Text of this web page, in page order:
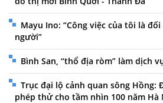
Mayu Ino: “Công việc của tôi là
người”
Bình San, “thổ địa ròm” làm dịch
Trục đại lộ cảnh quan sông
phép thử cho tầm nhìn 100 năm Hà